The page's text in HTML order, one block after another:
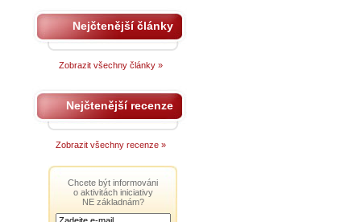
Nejčtenější články
Zobrazit všechny články »
Nejčtenější recenze
Zobrazit všechny recenze »
Chcete být informováni
o aktivitách iniciativy
NE základnám?